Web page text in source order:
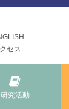
セス
研究活動
About usActivities
and Public
Activities